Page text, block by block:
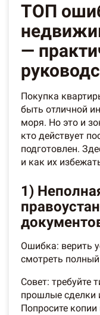
ТОП
—
Покупка
быть отличной
моря. Но это и
кто действует
подготовлен.
и как их
1)
Ошибка: верить
смотреть
Совет: требуйте
прошлые сделки
Попросите